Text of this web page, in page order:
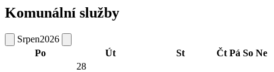
Komunální služby
Srpen2026
Po
Út St Čt Pá So Ne
28